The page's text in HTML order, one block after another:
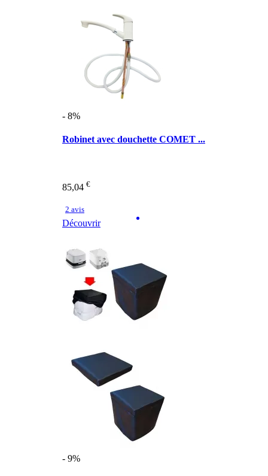
- 8%
Robinet avec douchette COMET ...
85,04 €
2 avis
Découvrir
- 9%